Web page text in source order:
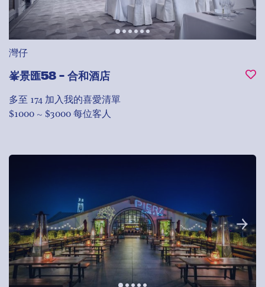
灣仔
峯景匯58 - 合和酒店
多至 174 加入我的喜愛清單
$1000 ~ $3000 每位客人